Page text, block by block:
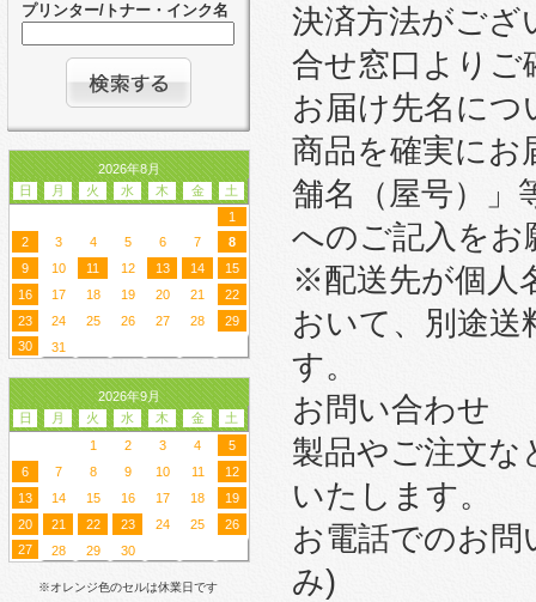
プリンター/トナー・インク名
2026年8月
日
月 火 水 木 金
土
1
2
3 4 5 6 7
8
9
10 11 12 13 14
15
16
17 18 19 20 21
22
23
24 25 26 27 28
29
30
31
2026年9月
日
月 火 水 木 金
土
1
2 3 4
5
6
7 8 9 10 11
12
13
14 15 16 17 18
19
20
21 22 23 24 25
26
27
28 29 30
※オレンジ色のセルは休業日です
決済方法がござ
合せ窓口よりご
お届け先名につ
商品を確実にお
舗名（屋号）」
へのご記入をお
※配送先が個人
おいて、別途送
す。
お問い合わせ
製品やご注文な
いたします。
お電話でのお
み)